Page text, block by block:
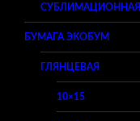
СУБЛИМАЦИОННАЯ
БУМАГА ЭКОБУМ
ГЛЯНЦЕВАЯ
10×15